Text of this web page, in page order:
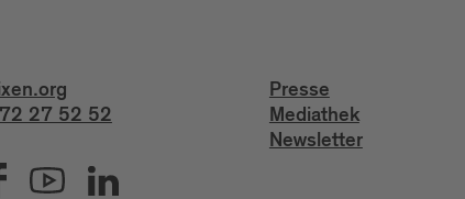
27 52 52
Presse
Mediathek
Newsletter